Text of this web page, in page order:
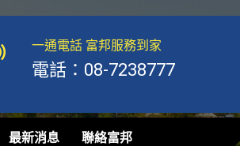
一通電話 富邦服務到家
電話：08-7238777
最新消息 聯絡富邦